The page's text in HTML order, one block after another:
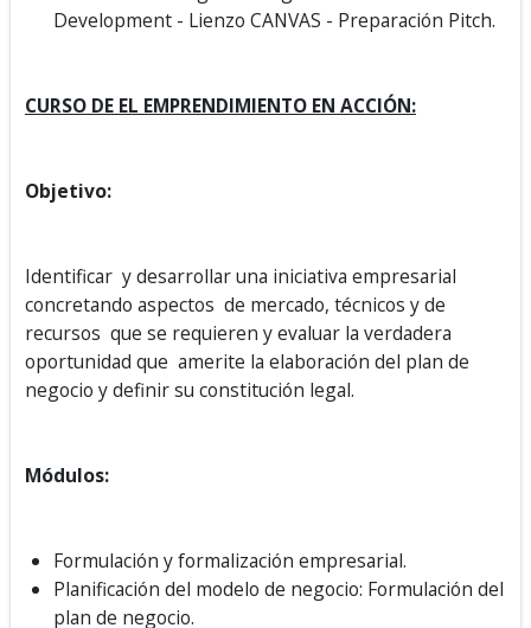
Development - Lienzo CANVAS - Preparación Pitch.
CURSO DE EL EMPRENDIMIENTO EN ACCIÓN:
Objetivo:
Identificar y desarrollar una iniciativa empresarial
concretando aspectos de mercado, técnicos y de
recursos que se requieren y evaluar la verdadera
oportunidad que amerite la elaboración del plan de
negocio y definir su constitución legal.
Módulos:
Formulación y formalización empresarial.
Planificación del modelo de negocio: Formulación del
plan de negocio.